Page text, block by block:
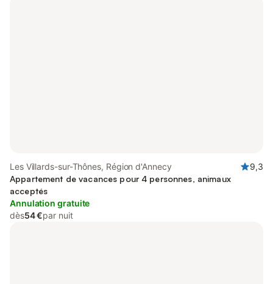
Les Villards-sur-Thônes, Région d'Annecy
9,3
Appartement de vacances pour 4 personnes, animaux
acceptés
Annulation gratuite
dès54 €par nuit